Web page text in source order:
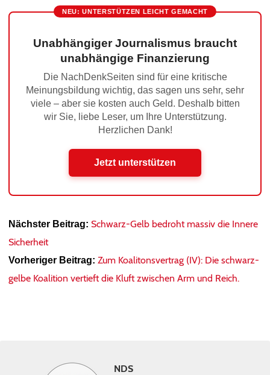
NEU: UNTERSTÜTZEN LEICHT GEMACHT
Unabhängiger Journalismus braucht
unabhängige Finanzierung
Die NachDenkSeiten sind für eine kritische
Meinungsbildung wichtig, das sagen uns sehr, sehr
viele – aber sie kosten auch Geld. Deshalb bitten
wir Sie, liebe Leser, um Ihre Unterstützung.
Herzlichen Dank!
Jetzt unterstützen
Nächster Beitrag: Schwarz-Gelb bedroht massiv die Innere
Sicherheit
Vorheriger Beitrag: Zum Koalitonsvertrag (IV): Die schwarz-
gelbe Koalition vertieft die Kluft zwischen Arm und Reich.
NDS